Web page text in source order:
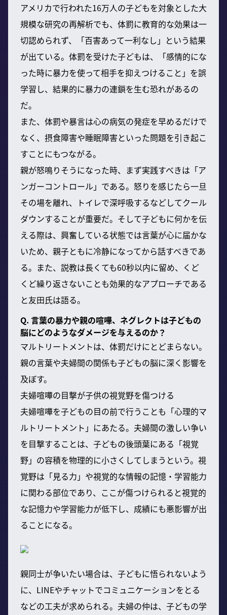
アメリカで行われた16万人の子どもを対象とした大
規模な研究の再解析でも、体罰に教育的な効果は一
切認められず、「百害あって一利なし」という結果
が出ている。体罰を受けた子どもは、「感情的にな
った時に暴力を使って相手を抑えつけること」を誤
学習し、結果的に暴力の連鎖を生む恐れがあるの
だ。
また、体罰や暴言は心の病気の発症を早めるだけで
なく、摂食障害や睡眠障害といった問題を引き起こ
すことにもつながる。
親が怒鳴りそうになった時、まず実践すべきは「ア
ンガーコントロール」である。怒りを感じたら一旦
その場を離れ、トイレで深呼吸するなどしてクール
ダウンすることが重要だ。そして子どもに何かを伝
える際は、興奮している状態では言葉が心に届かな
いため、親子ともに冷静になってから話すべきであ
る。また、説教は長くても60秒以内に留め、くど
くど繰り返さないことも効果的なアプローチである
と友田氏は語る。
Q. 言葉の暴力や親の喧嘩、ネグレクトは子どもの
脳にどのようなダメージを与えるのか？
マルトリートメントは、体罰だけにとどまらない。
親の言葉や夫婦間の関係も子どもの脳に深く影響を
及ぼす。
夫婦喧嘩の目撃が子供の視覚野を傷つける
夫婦喧嘩を子どもの目の前で行うことも「心理的マ
ルトリートメント」にあたる。夫婦間の激しい争い
を目撃することは、子どもの後頭葉にある「視覚
野」の容積を物理的に小さくしてしまうという。視
覚野は「見る力」や視覚的な情報の記憶・学習能力
に関わる部位であり、ここが傷つけられると視覚的
な記憶力や学習能力が低下し、成績にも悪影響が出
ることになる。
親同士が争いたい場合は、子どもに悟られないよう
に、LINEやチャットでコミュニケーションをとる
などの工夫が求められる。夫婦の仲は、子どもの学